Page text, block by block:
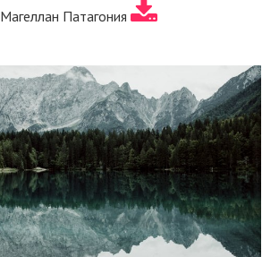
Магеллан Патагония